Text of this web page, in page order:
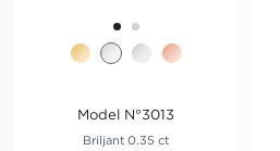
Model N°3013
Briljant 0.35 ct